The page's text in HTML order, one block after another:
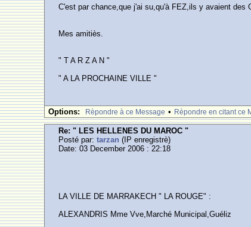
C'est par chance,que j'ai su,qu'à FEZ,ils y avaient
Mes amitiès.
" T A R Z A N "
" A LA PROCHAINE VILLE "
Options: Rèpondre à ce Message • Rèpondre en citant ce
Re: " LES HELLENES DU MAROC "
Posté par:tarzan (IP enregistrè)
Date: 03 December 2006 : 22:18
LA VILLE DE MARRAKECH " LA ROUGE" :
ALEXANDRIS Mme Vve,Marché Municipal,Guéliz